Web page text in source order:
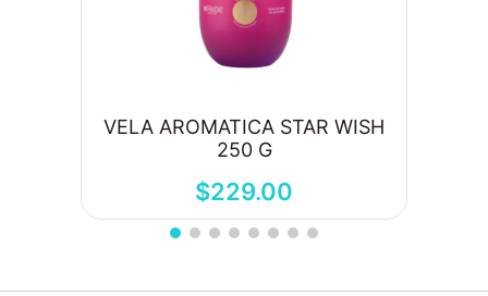
VELA AROMATICA STAR WISH
250 G
$229.00